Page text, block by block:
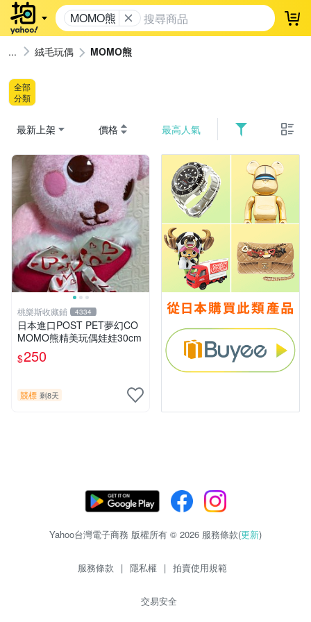
MOMO熊 登
絨毛玩偶 MOMO熊
全部
分類
最新上架 價格 最高人氣
桃樂斯收藏鋪 4334
日本進口POST PET夢幻CO
MOMO熊精美玩偶娃娃30cm
$250
競標 剩8天
Yahoo台灣電子商務 版權所有 © 2026 服務條款(更新)
服務條款 | 隱私權 | 拍賣使用規範
交易安全